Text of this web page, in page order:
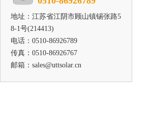
地址：江苏省江阴市顾山镇锡张路5
8-1号(214413)
电话：0510-86926789
传真：0510-86926767
邮箱：sales@uttsolar.cn